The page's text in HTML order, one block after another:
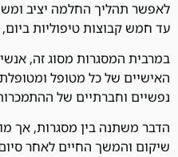
עד חמש קבוצות טיפוליות
במרבית המסגרות מסוג זה,
האישיים של כל מטופל
נפשיים וחברתיים של
הדבר משתנה בין מסגרות, אך
שיקום והמשך החיים לאחר